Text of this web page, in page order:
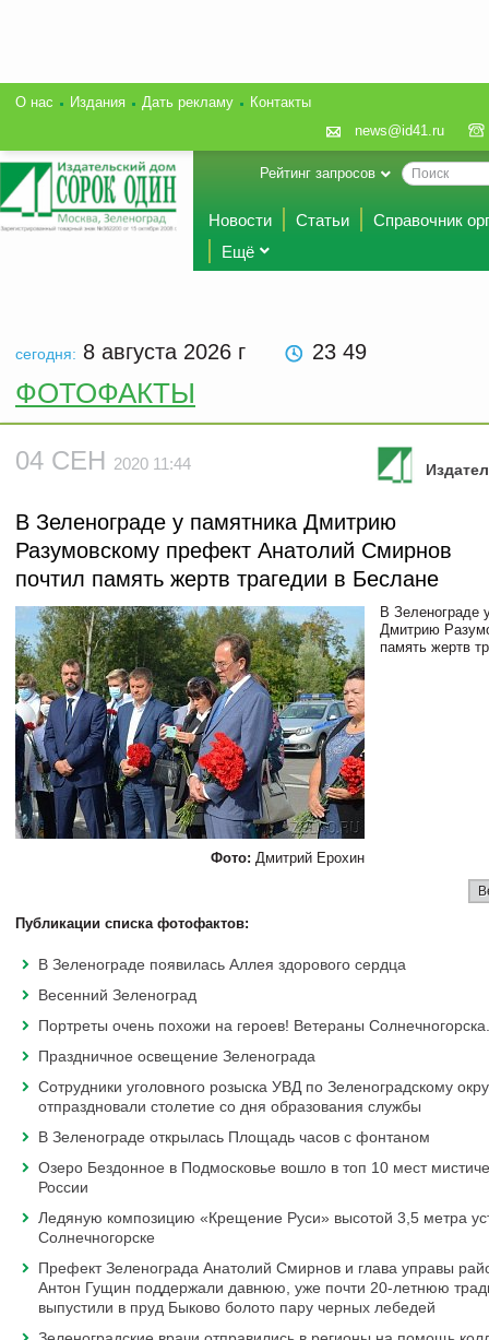
О нас Издания Дать рекламу
Контакты
news@id41.ru
Рейтинг запросов
Новости Статьи
Справочник
Ещё
сегодня: 8 августа 2026 г 23 49
ФОТОФАКТЫ
04 СЕН 2020 11:44
В Зеленограде у памятника Дмитрию
Разумовскому префект Анатолий Смирнов
почтил память жертв трагедии в Беслане
Фото: Дмитрий Ерохин
В Зеленограде
Дмитрию
память жертв
Публикации списка фотофактов:
В Зеленограде появилась Аллея здорового сердца
Весенний Зеленоград
Портреты очень похожи на героев! Ветераны Солнечногорска.
Праздничное освещение Зеленограда
Сотрудники уголовного розыска УВД по Зеленоградскому
отпраздновали столетие со дня образования службы
В Зеленограде открылась Площадь часов с фонтаном
Озеро Бездонное в Подмосковье вошло в топ 10 мест
России
Ледяную композицию «Крещение Руси» высотой 3,5 метра
Солнечногорске
Префект Зеленограда Анатолий Смирнов и глава управы
Антон Гущин поддержали давнюю, уже почти 20-летнюю
выпустили в пруд Быково болото пару черных лебедей